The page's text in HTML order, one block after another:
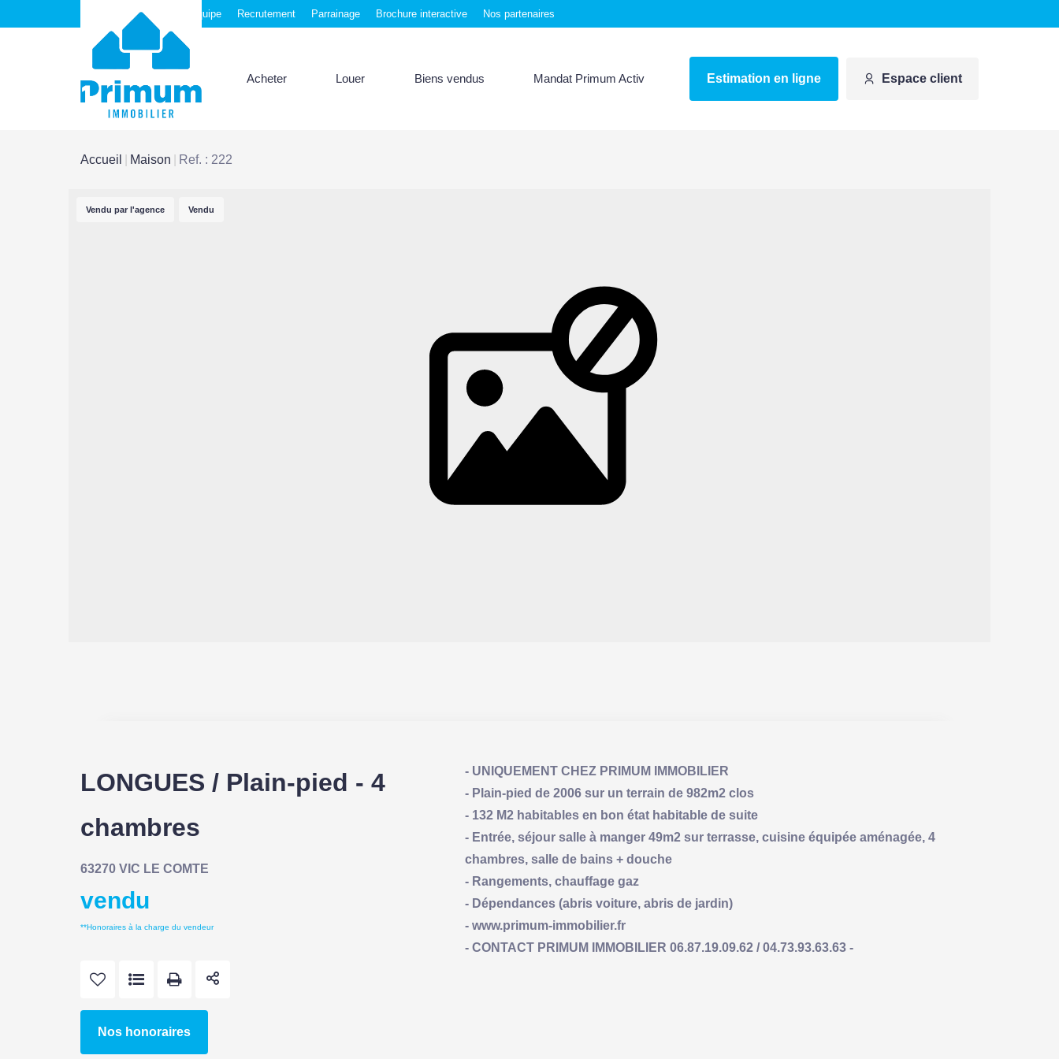
Nos agences Notre équipe Recrutement Parrainage Brochure interactive Nos partenaires
Acheter Louer Biens vendus Mandat Primum Activ Estimation en ligne Espace client
Accueil Maison Ref. : 222
Vendu par l'agence Vendu
LONGUES / Plain-pied - 4
chambres
63270 VIC LE COMTE
vendu
**Honoraires à la charge du vendeur
Nos honoraires
- UNIQUEMENT CHEZ PRIMUM IMMOBILIER
- Plain-pied de 2006 sur un terrain de 982m2 clos
- 132 M2 habitables en bon état habitable de suite
- Entrée, séjour salle à manger 49m2 sur terrasse, cuisine équipée aménagée, 4
chambres, salle de bains + douche
- Rangements, chauffage gaz
- Dépendances (abris voiture, abris de jardin)
- www.primum-immobilier.fr
- CONTACT PRIMUM IMMOBILIER 06.87.19.09.62 / 04.73.93.63.63 -